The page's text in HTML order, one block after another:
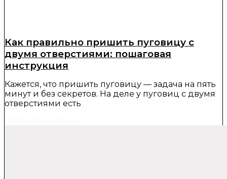
Как правильно пришить пуговицу с
двумя отверстиями: пошаговая
инструкция
Кажется, что пришить пуговицу — задача на пять
минут и без секретов. На деле у пуговиц с двумя
отверстиями есть